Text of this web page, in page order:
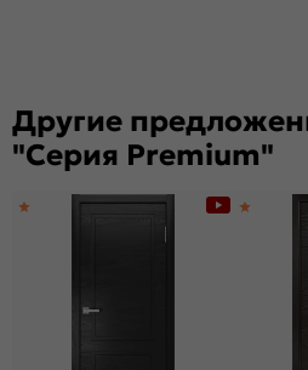
Другие
"Серия Premium"